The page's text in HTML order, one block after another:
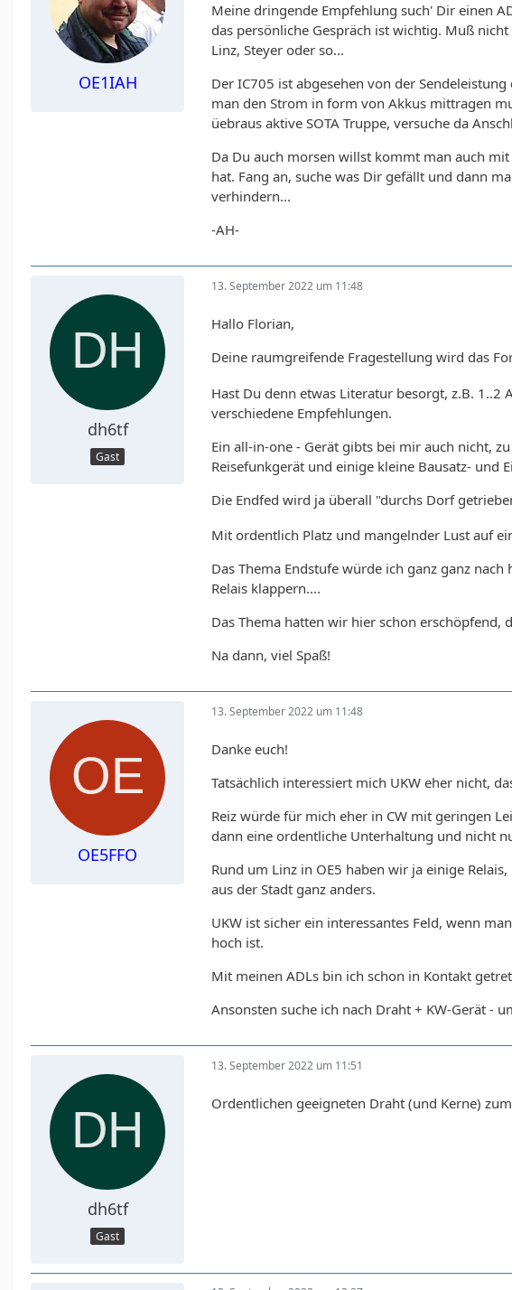
OE1IAH
Meine dringende Empfehlung such' Dir einen
das persönliche Gespräch ist wichtig. Muß
Linz, Steyer oder so...
Der IC705 ist abgesehen von der
man den Strom in form von Akkus mittragen
üebraus aktive SOTA Truppe, versuche da
Da Du auch morsen willst kommt man auch
hat. Fang an, suche was Dir gefällt und dann
verhindern...
-AH-
dh6tf
Gast
13. September 2022 um 11:48
Hallo Florian,
Deine raumgreifende Fragestellung wird das
Hast Du denn etwas Literatur besorgt, z.B.
verschiedene Empfehlungen.
Ein all-in-one - Gerät gibts bei mir auch nicht,
Reisefunkgerät und einige kleine Bausatz- und
Die Endfed wird ja überall "durchs Dorf
Mit ordentlich Platz und mangelnder Lust auf
Das Thema Endstufe würde ich ganz ganz
Relais klappern....
Das Thema hatten wir hier schon
Na dann, viel Spaß!
OE5FFO
13. September 2022 um 11:48
Danke euch!
Tatsächlich interessiert mich UKW eher nicht,
Reiz würde für mich eher in CW mit geringen
dann eine ordentliche Unterhaltung und nicht
Rund um Linz in OE5 haben wir ja einige
aus der Stadt ganz anders.
UKW ist sicher ein interessantes Feld, wenn
hoch ist.
Mit meinen ADLs bin ich schon in Kontakt
Ansonsten suche ich nach Draht + KW-Gerät -
dh6tf
Gast
13. September 2022 um 11:51
Ordentlichen geeigneten Draht (und Kerne)